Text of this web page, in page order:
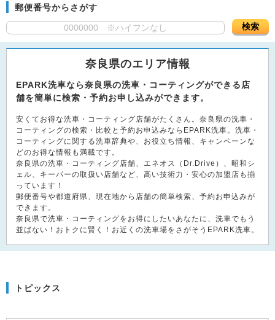
郵便番号からさがす
検索
奈良県のエリア情報
EPARK洗車なら奈良県の洗車・コーティングができる店
舗を簡単に検索・予約お申し込みができます。
安くてお得な洗車・コーティング店舗がたくさん。奈良県の洗車・
コーティングの検索・比較と予約お申込みならEPARK洗車。洗車・
コーティングに関する洗車辞典や、お役立ち情報、キャンペーンな
どのお得な情報も満載です。
奈良県の洗車・コーティング店舗、エネオス（Dr.Drive）、昭和シ
ェル、キーパーの取扱い店舗など、高い技術力・安心の加盟店も揃
っています！
郵便番号や都道府県、現在地から店舗の簡単検索、予約お申込みが
できます。
奈良県で洗車・コーティングをお得にしたいあなたに、洗車でもう
並ばない！おトクに賢く！お近くの洗車場をさがそうEPARK洗車。
トピックス